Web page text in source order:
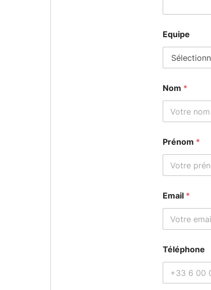
Equipe
Nom *
Prénom *
Email *
Téléphone